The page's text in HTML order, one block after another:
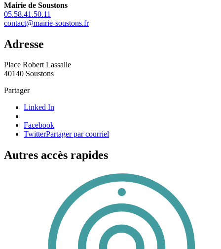
Mairie de Soustons
05.58.41.50.11
contact@mairie-soustons.fr
Adresse
Place Robert Lassalle
40140 Soustons
Partager
Linked In
Facebook
TwitterPartager par courriel
Autres accès rapides